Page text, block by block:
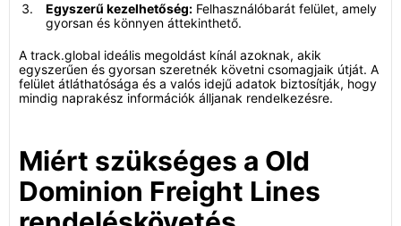
Egyszerű kezelhetőség: Felhasználóbarát felület, amely
gyorsan és könnyen áttekinthető.
A track.global ideális megoldást kínál azoknak, akik
egyszerűen és gyorsan szeretnék követni csomagjaik útját. A
felület átláthatósága és a valós idejű adatok biztosítják, hogy
mindig naprakész információk álljanak rendelkezésre.
Miért szükséges a Old
Dominion Freight Lines